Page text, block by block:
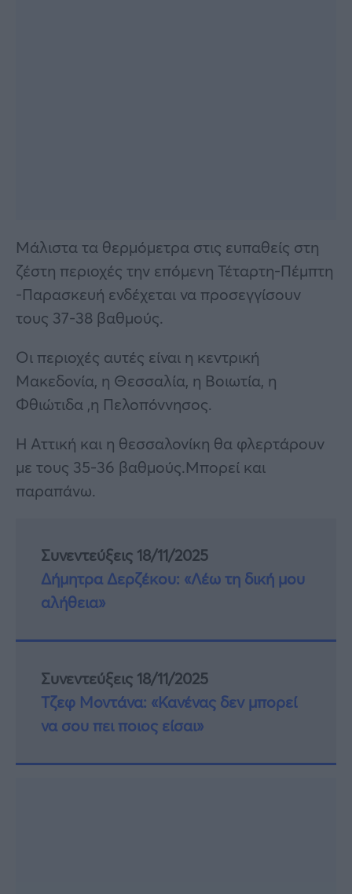
Μάλιστα τα θερμόμετρα στις ευπαθείς στη
ζέστη περιοχές την επόμενη Τέταρτη-Πέμπτη
-Παρασκευή ενδέχεται να προσεγγίσουν
τους 37-38 βαθμούς.
Οι περιοχές αυτές είναι η κεντρική
Μακεδονία, η Θεσσαλία, η Βοιωτία, η
Φθιώτιδα ,η Πελοπόννησος.
Η Αττική και η θεσσαλονίκη θα φλερτάρουν
με τους 35-36 βαθμούς.Μπορεί και
παραπάνω.
Συνεντεύξεις 18/11/2025
Δήμητρα Δερζέκου: «Λέω τη δική μου
αλήθεια»
Συνεντεύξεις 18/11/2025
Τζεφ Μοντάνα: «Κανένας δεν μπορεί
να σου πει ποιος είσαι»